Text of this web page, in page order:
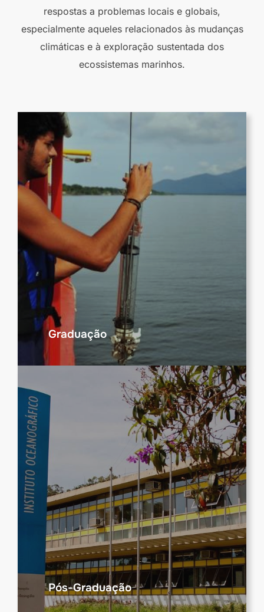
respostas a problemas locais e globais,
especialmente aqueles relacionados às mudanças
climáticas e à exploração sustentada dos
ecossistemas marinhos.
Graduação
Pós-Graduação